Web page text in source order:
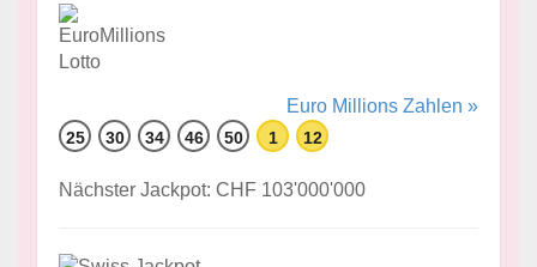
Euro Millions Zahlen »
25 30 34 46 50 1 12
Nächster Jackpot: CHF 103'000'000